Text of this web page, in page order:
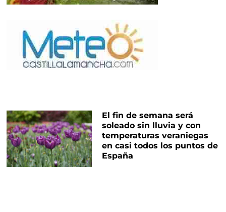
El fin de semana será
soleado sin lluvia y con
temperaturas veraniegas
en casi todos los puntos de
España